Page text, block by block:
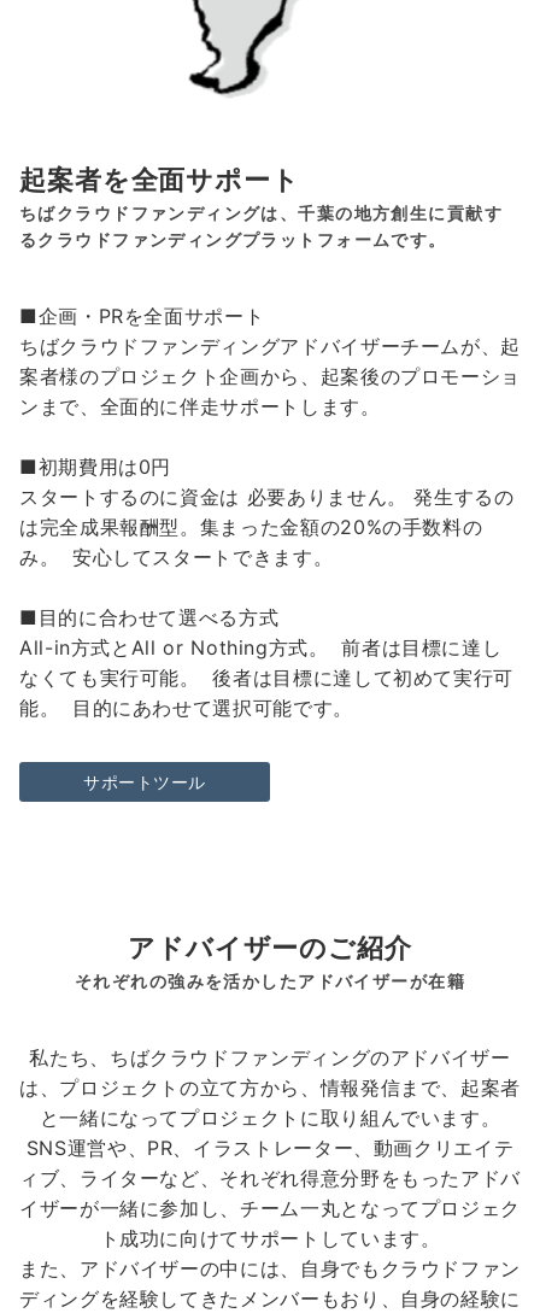
起案者を全面サポート
ちばクラウドファンディングは、千葉の地方創生に貢献す
るクラウドファンディングプラットフォームです。
■企画・PRを全面サポート
ちばクラウドファンディングアドバイザーチームが、起
案者様のプロジェクト企画から、起案後のプロモーショ
ンまで、全面的に伴走サポートします。
■初期費用は0円
スタートするのに資金は 必要ありません。 発生するの
は完全成果報酬型。集まった金額の20%の手数料の
み。 安心してスタートできます。
■目的に合わせて選べる方式
All-in方式とAll or Nothing方式。 前者は目標に達し
なくても実行可能。 後者は目標に達して初めて実行可
能。 目的にあわせて選択可能です。
サポートツール
アドバイザーのご紹介
それぞれの強みを活かしたアドバイザーが在籍
私たち、ちばクラウドファンディングのアドバイザー
は、プロジェクトの立て方から、情報発信まで、起案者
と一緒になってプロジェクトに取り組んでいます。
SNS運営や、PR、イラストレーター、動画クリエイテ
ィブ、ライターなど、それぞれ得意分野をもったアドバ
イザーが一緒に参加し、チーム一丸となってプロジェク
ト成功に向けてサポートしています。
また、アドバイザーの中には、自身でもクラウドファン
ディングを経験してきたメンバーもおり、自身の経験に